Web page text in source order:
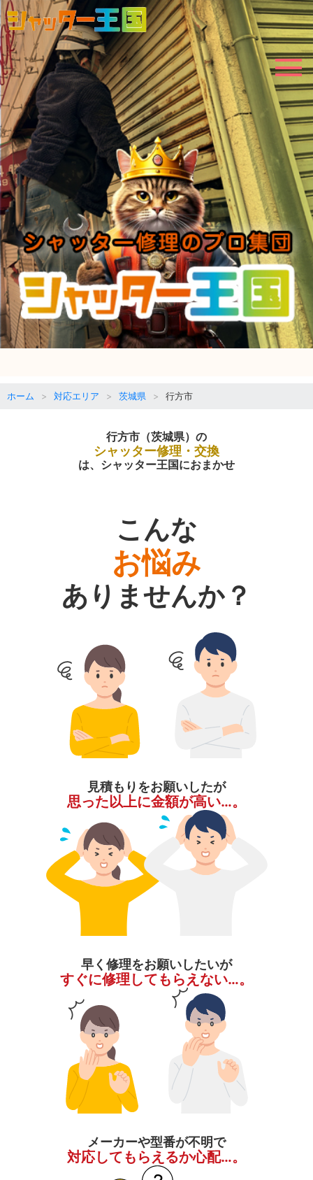
ホーム 対応エリア 茨城県 行方市
行方市（茨城県）の
シャッター修理・交換
は、シャッター王国におまかせ
こんな
お悩み
ありませんか？
見積もりをお願いしたが
思った以上に金額が高い…。
早く修理をお願いしたいが
すぐに修理してもらえない…。
メーカーや型番が不明で
対応してもらえるか心配…。